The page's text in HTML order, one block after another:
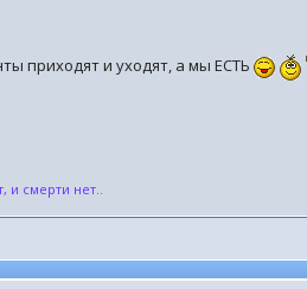
приходят и уходят, а мы ЕСТЬ
и смерти нет..